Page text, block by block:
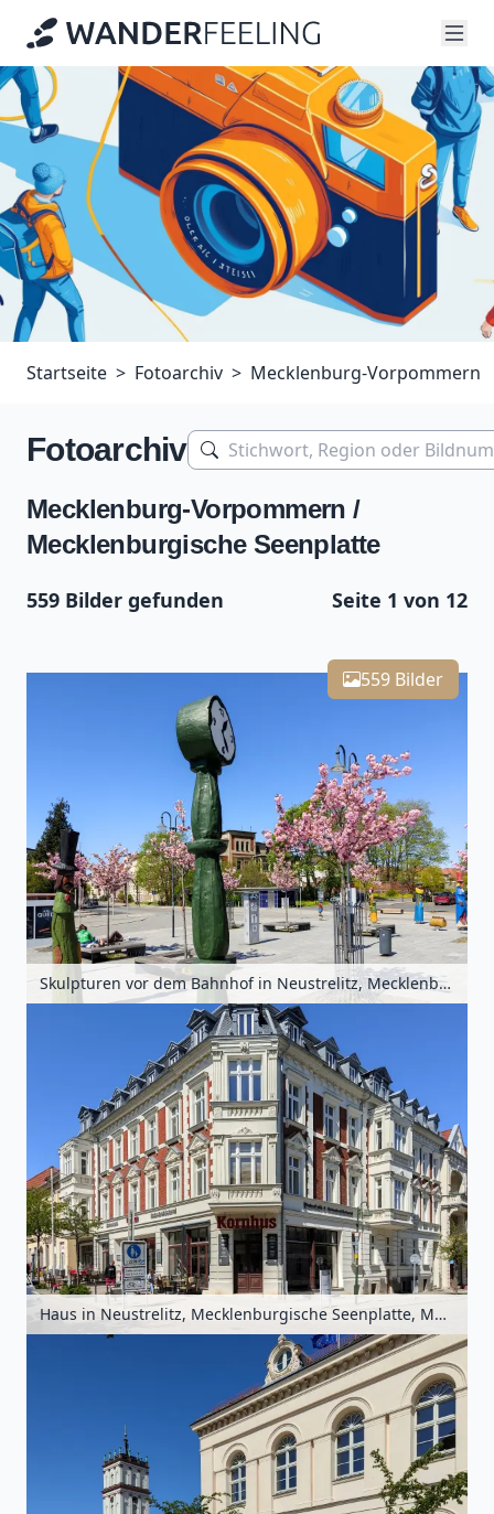
Startseite Fotoarchiv Mecklenburg-Vorpommern
Fotoarchiv
Mecklenburg-Vorpommern /
Mecklenburgische Seenplatte
559 Bilder gefunden Seite 1 von 12
Zoomen mit Strg+Mausrad
+
559 Bilder
Skulpturen vor dem Bahnhof in Neustrelitz, Mecklenburgische Seenplatte, Mecklenburg-Vorpommern, Deutschland
Haus in Neustrelitz, Mecklenburgische Seenplatte, Mecklenburg-Vorpommern, Deutschland